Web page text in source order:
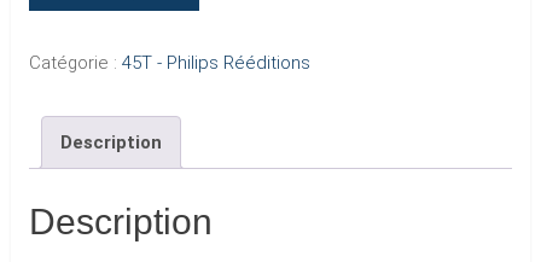
de
PARTENAIRE
(Verso
–
Catégorie : 45T - Philips Rééditions
Description
Description